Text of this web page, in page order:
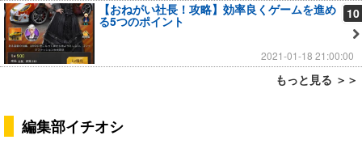
10
【おねがい社長！攻略】効率良くゲームを進め
る5つのポイント
2021-01-18 21:00:00
もっと見る ＞＞
編集部イチオシ